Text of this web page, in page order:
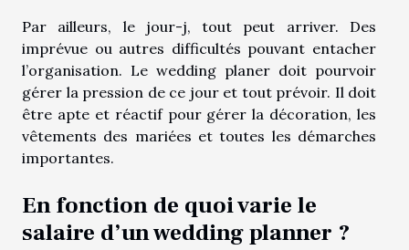
Par ailleurs, le jour-j, tout peut arriver. Des
imprévue ou autres difficultés pouvant entacher
l’organisation. Le wedding planer doit pourvoir
gérer la pression de ce jour et tout prévoir. Il doit
être apte et réactif pour gérer la décoration, les
vêtements des mariées et toutes les démarches
importantes.
En fonction de quoi varie le
salaire d’un wedding planner ?